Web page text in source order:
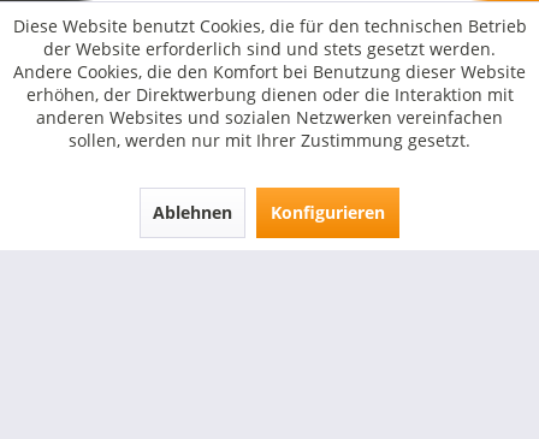
WEITERE INFORMATIONEN
Kontakt
MakroSolutions
Diese Website benutzt Cookies, die für den technischen Betrieb
der Website erforderlich sind und stets gesetzt werden.
Andere Cookies, die den Komfort bei Benutzung dieser Website
erhöhen, der Direktwerbung dienen oder die Interaktion mit
anderen Websites und sozialen Netzwerken vereinfachen
sollen, werden nur mit Ihrer Zustimmung gesetzt.
Ablehnen Konfigurieren